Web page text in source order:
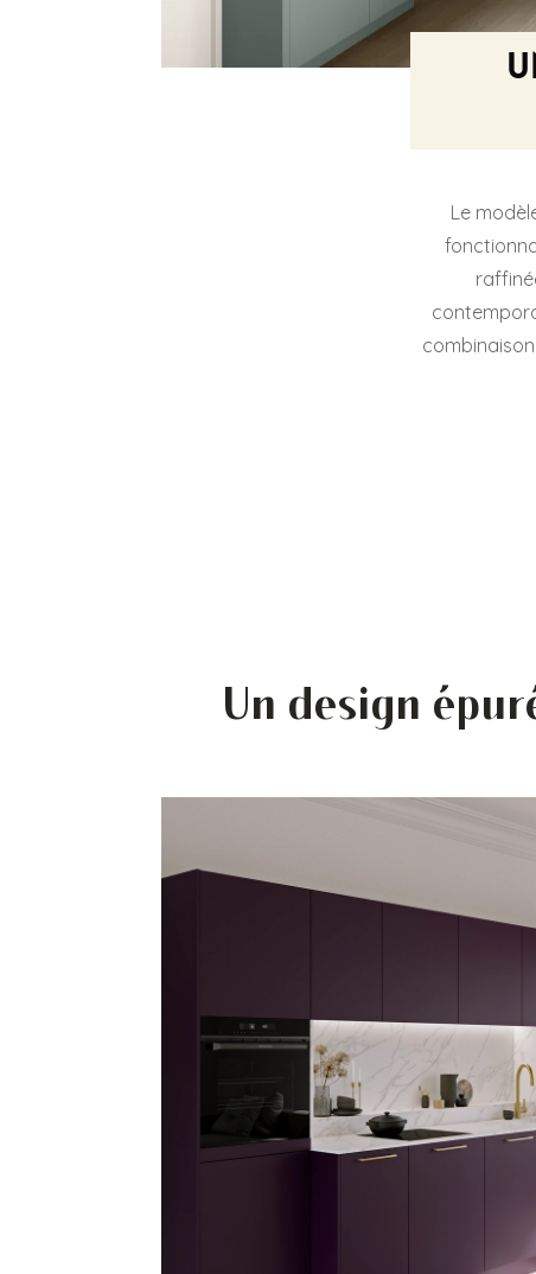
Le
Un design